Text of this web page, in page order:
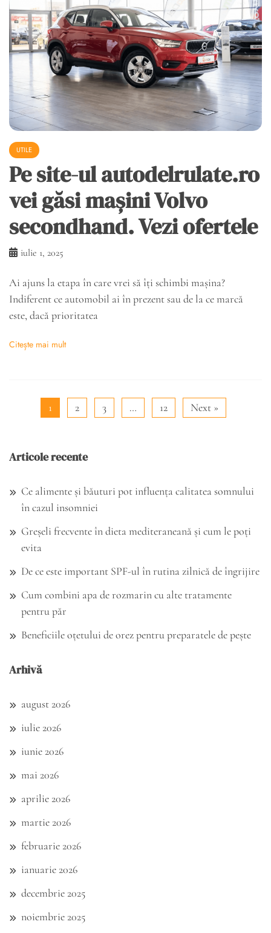
UTILE
Pe site-ul autodelrulate.ro
vei găsi mașini Volvo
secondhand. Vezi ofertele
iulie 1, 2025
Ai ajuns la etapa în care vrei să îți schimbi mașina?
Indiferent ce automobil ai în prezent sau de la ce marcă
este, dacă prioritatea
Citește mai mult
1 2 3 … 12 Next »
Articole recente
Ce alimente și băuturi pot influența calitatea somnului
în cazul insomniei
Greșeli frecvente în dieta mediteraneană și cum le poți
evita
De ce este important SPF-ul în rutina zilnică de îngrijire
Cum combini apa de rozmarin cu alte tratamente
pentru păr
Beneficiile oțetului de orez pentru preparatele de pește
Arhivă
august 2026
iulie 2026
iunie 2026
mai 2026
aprilie 2026
martie 2026
februarie 2026
ianuarie 2026
decembrie 2025
noiembrie 2025